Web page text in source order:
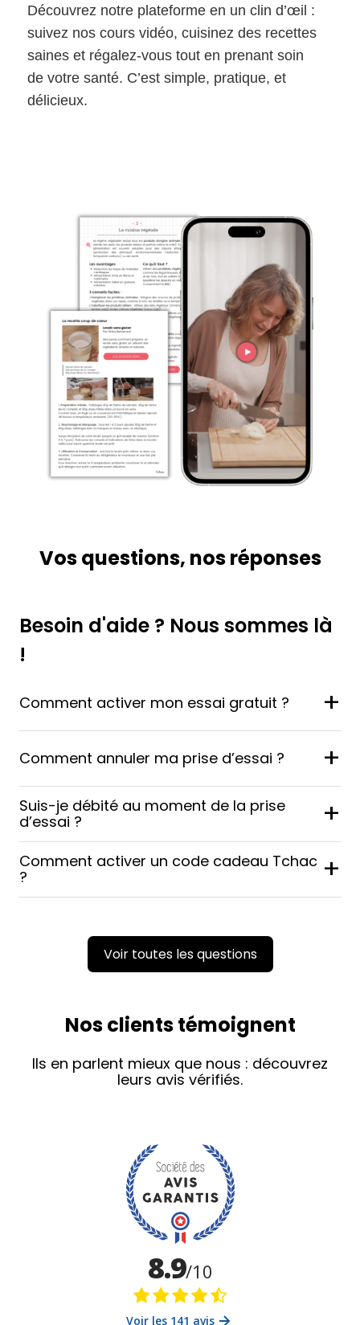
Découvrez notre plateforme en un clin d’œil :
suivez nos cours vidéo, cuisinez des recettes
saines et régalez-vous tout en prenant soin
de votre santé. C’est simple, pratique, et
délicieux.
Vos questions, nos réponses
Besoin d'aide ? Nous sommes là
!
Comment activer mon essai gratuit ? +
Comment annuler ma prise d’essai ? +
Suis-je débité au moment de la prise
d’essai ?
+
Comment activer un code cadeau Tchac
?
+
Voir toutes les questions
Nos clients témoignent
Ils en parlent mieux que nous : découvrez
leurs avis vérifiés.